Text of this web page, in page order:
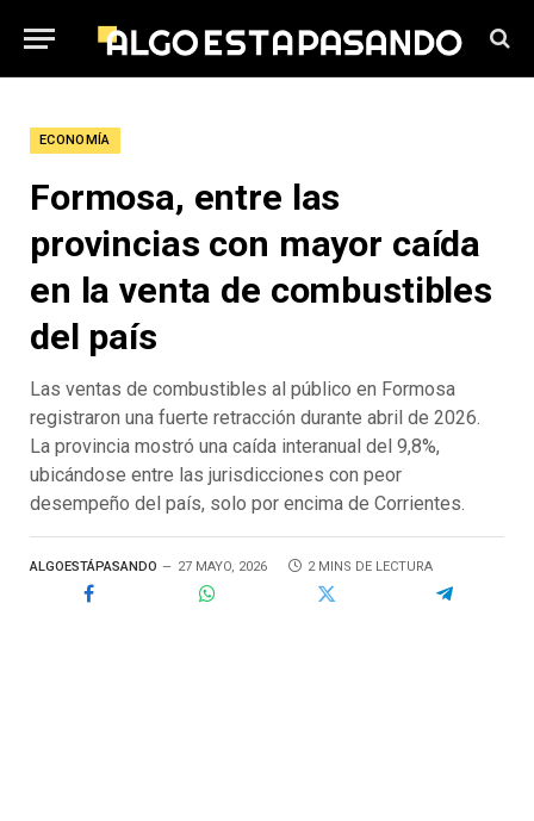
ECONOMÍA
Formosa, entre las
provincias con mayor caída
en la venta de combustibles
del país
Las ventas de combustibles al público en Formosa
registraron una fuerte retracción durante abril de 2026.
La provincia mostró una caída interanual del 9,8%,
ubicándose entre las jurisdicciones con peor
desempeño del país, solo por encima de Corrientes.
ALGOESTÁPASANDO 27 MAYO, 2026 2 MINS DE LECTURA